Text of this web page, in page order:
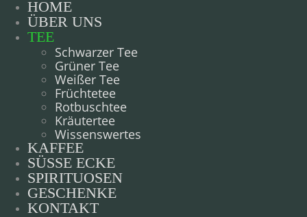
HOME
ÜBER UNS
TEE
Schwarzer Tee
Grüner Tee
Weißer Tee
Früchtetee
Rotbuschtee
Kräutertee
Wissenswertes
KAFFEE
SÜSSE ECKE
SPIRITUOSEN
GESCHENKE
KONTAKT